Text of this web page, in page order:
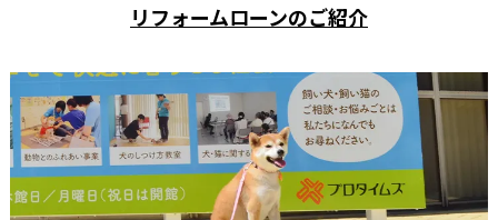
リフォームローンのご紹介